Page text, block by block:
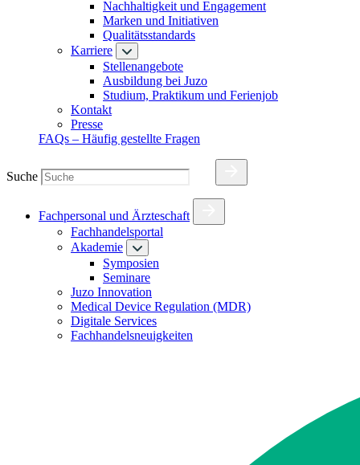
Nachhaltigkeit und Engagement
Marken und Initiativen
Qualitätsstandards
Karriere
Stellenangebote
Ausbildung bei Juzo
Studium, Praktikum und Ferienjob
Kontakt
Presse
FAQs – Häufig gestellte Fragen
Suche
Fachpersonal und Ärzteschaft
Fachhandelsportal
Akademie
Symposien
Seminare
Juzo Innovation
Medical Device Regulation (MDR)
Digitale Services
Fachhandelsneuigkeiten